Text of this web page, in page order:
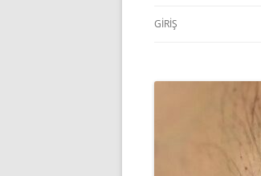
GIRIŞ